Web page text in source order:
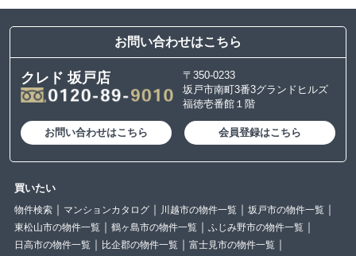
お問い合わせはこちら
クレド 坂戸店
〒350-0233
坂戸市南町3番3グランドヒルズ
福徳壱番館１階
お問い合わせはこちら 会員登録はこちら
買いたい
物件検索 マンションカタログ 川越市の物件一覧
坂戸市の物件一覧
東松山市の物件一覧
鶴ヶ島市の物件一覧
ふじみ野市の物件一覧
日高市の物件一覧
比企郡の物件一覧
富士見市の物件一覧